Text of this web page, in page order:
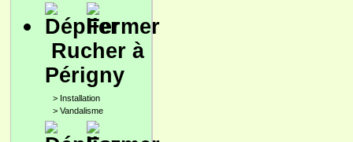
Rucher à
Périgny
> Installation
> Vandalisme